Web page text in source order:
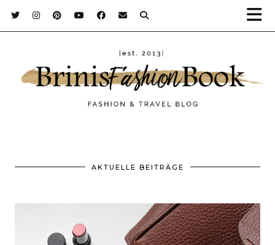
AKTUELLE BEITRÄGE